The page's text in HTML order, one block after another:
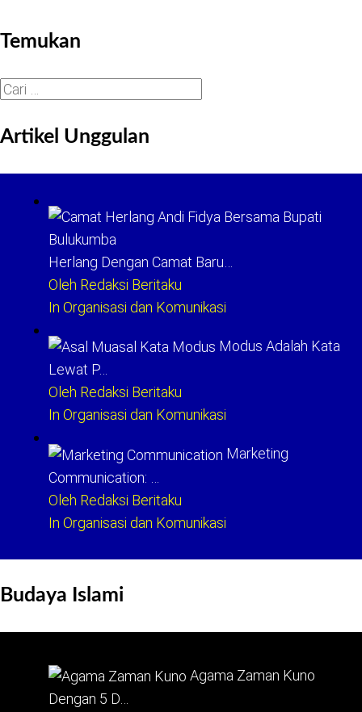
Temukan
Cari
Artikel Unggulan
Herlang Dengan Camat Baru…
Oleh Redaksi Beritaku
In Organisasi dan Komunikasi
Modus Adalah Kata
Lewat P…
Oleh Redaksi Beritaku
In Organisasi dan Komunikasi
Marketing
Communication: …
Oleh Redaksi Beritaku
In Organisasi dan Komunikasi
Budaya Islami
Agama Zaman Kuno
Dengan 5 D…